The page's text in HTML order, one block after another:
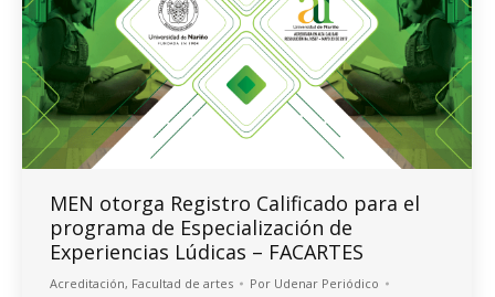
MEN otorga Registro Calificado para el
programa de Especialización de
Experiencias Lúdicas – FACARTES
Acreditación, Facultad de artes Por Udenar Periódico